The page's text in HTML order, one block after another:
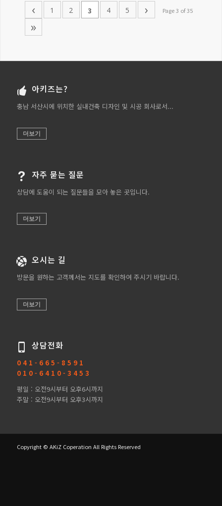
Page 3 of 35
‹ 1 2 3 4 5
›
»
아키즈는?
충남 서산시에 위치한 실내건축 디자인 및 시공 회사로서...
더보기
자주 묻는 질문
상담에 도움이 되는 질문들을 모아 놓은 곳입니다.
더보기
오시는 길
방문을 원하는 고객께서는 지도를 확인하여 주시기 바랍니다.
더보기
상담전화
0 4 1 - 6 6 5 - 8 5 9 1
0 1 0 - 6 4 1 0 - 3 4 5 3
평일 : 오전9시부터 오후6시까지
주말 : 오전9시부터 오후3시까지
Copyright © AKiZ Coperation All Rights Reserved